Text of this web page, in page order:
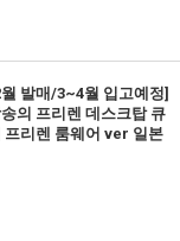
발매/3~4월 입고예정]
의 프리렌 데스크탑 큐
프리렌 룸웨어 ver 일본